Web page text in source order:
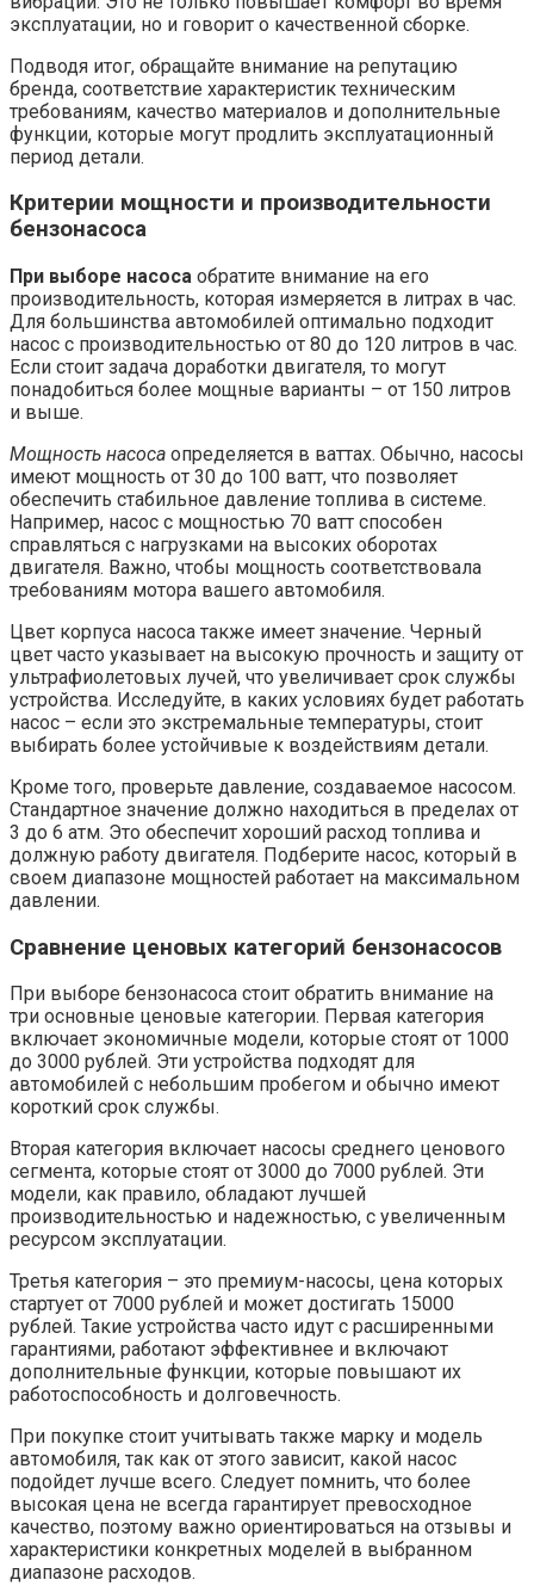
эксплуатации, но и говорит о качественной сборке.
Подводя итог, обращайте внимание на репутацию
бренда, соответствие характеристик техническим
требованиям, качество материалов и дополнительные
функции, которые могут продлить эксплуатационный
период детали.
Критерии мощности и производительности
бензонасоса
При выборе насоса обратите внимание на его
производительность, которая измеряется в литрах в час.
Для большинства автомобилей оптимально подходит
насос с производительностью от 80 до 120 литров в час.
Если стоит задача доработки двигателя, то могут
понадобиться более мощные варианты – от 150 литров
и выше.
Мощность насоса определяется в ваттах. Обычно, насосы
имеют мощность от 30 до 100 ватт, что позволяет
обеспечить стабильное давление топлива в системе.
Например, насос с мощностью 70 ватт способен
справляться с нагрузками на высоких оборотах
двигателя. Важно, чтобы мощность соответствовала
требованиям мотора вашего автомобиля.
Цвет корпуса насоса также имеет значение. Черный
цвет часто указывает на высокую прочность и защиту от
ультрафиолетовых лучей, что увеличивает срок службы
устройства. Исследуйте, в каких условиях будет работать
насос – если это экстремальные температуры, стоит
выбирать более устойчивые к воздействиям детали.
Кроме того, проверьте давление, создаваемое насосом.
Стандартное значение должно находиться в пределах от
3 до 6 атм. Это обеспечит хороший расход топлива и
должную работу двигателя. Подберите насос, который в
своем диапазоне мощностей работает на максимальном
давлении.
Сравнение ценовых категорий бензонасосов
При выборе бензонасоса стоит обратить внимание на
три основные ценовые категории. Первая категория
включает экономичные модели, которые стоят от 1000
до 3000 рублей. Эти устройства подходят для
автомобилей с небольшим пробегом и обычно имеют
короткий срок службы.
Вторая категория включает насосы среднего ценового
сегмента, которые стоят от 3000 до 7000 рублей. Эти
модели, как правило, обладают лучшей
производительностью и надежностью, с увеличенным
ресурсом эксплуатации.
Третья категория – это премиум-насосы, цена которых
стартует от 7000 рублей и может достигать 15000
рублей. Такие устройства часто идут с расширенными
гарантиями, работают эффективнее и включают
дополнительные функции, которые повышают их
работоспособность и долговечность.
При покупке стоит учитывать также марку и модель
автомобиля, так как от этого зависит, какой насос
подойдет лучше всего. Следует помнить, что более
высокая цена не всегда гарантирует превосходное
качество, поэтому важно ориентироваться на отзывы и
характеристики конкретных моделей в выбранном
диапазоне расходов.